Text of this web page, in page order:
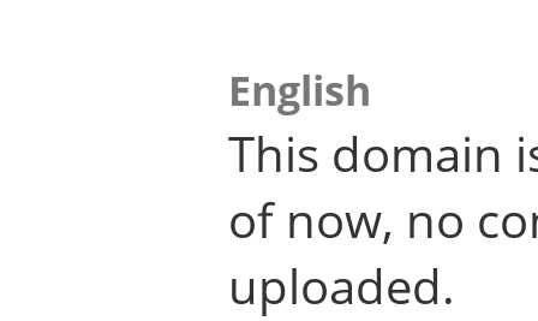
English
This domain
of now, no
uploaded.